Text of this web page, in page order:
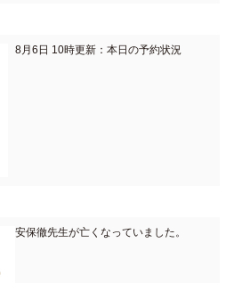
8月6日 10時更新：本日の予約状況
安保徹先生が亡くなっていました。